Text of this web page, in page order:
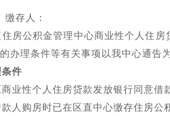
缴存人：
住房公积金管理中心商业性个人住
办理条件等有关事项以我中心通告
件
商业性个人住房贷款发放银行同意借
款人购房时已在区直中心缴存住房公